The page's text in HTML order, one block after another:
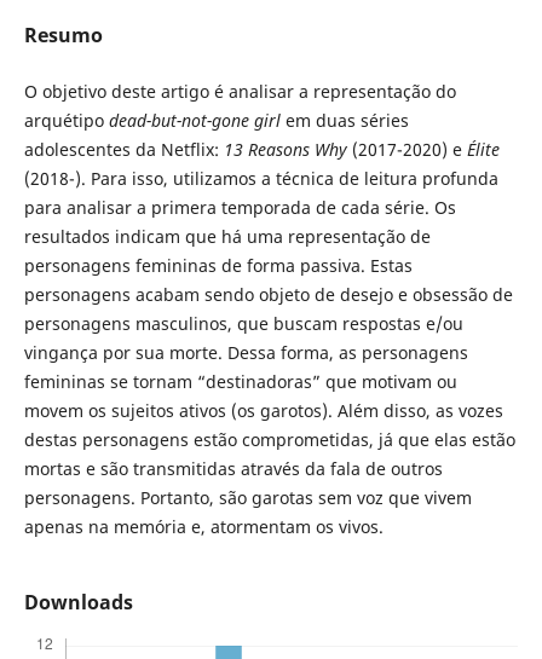
Resumo
O objetivo deste artigo é analisar a representação do
arquétipo dead-but-not-gone girl em duas séries
adolescentes da Netflix: 13 Reasons Why(2017-2020) e Élite
(2018-). Para isso, utilizamos a técnica de leitura profunda
para analisar a primera temporada de cada série. Os
resultados indicam que há uma representação de
personagens femininas de forma passiva. Estas
personagens acabam sendo objeto de desejo e obsessão de
personagens masculinos, que buscam respostas e/ou
vingança por sua morte. Dessa forma, as personagens
femininas se tornam “destinadoras” que motivam ou
movem os sujeitos ativos (os garotos). Além disso, as vozes
destas personagens estão comprometidas, já que elas estão
mortas e são transmitidas através da fala de outros
personagens. Portanto, são garotas sem voz que vivem
apenas na memória e, atormentam os vivos.
Downloads